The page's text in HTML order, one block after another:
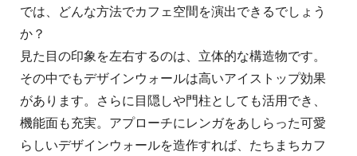
では、どんな方法でカフェ空間を演出できるでしょう
か？
見た目の印象を左右するのは、立体的な構造物です。
その中でもデザインウォールは高いアイストップ効果
があります。さらに目隠しや門柱としても活用でき、
機能面も充実。アプローチにレンガをあしらった可愛
らしいデザインウォールを造作すれば、たちまちカフ